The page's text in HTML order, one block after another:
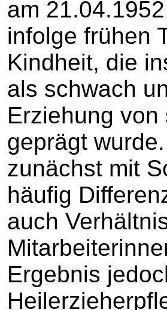
am
infolge frühen
Kindheit, die
als schwach
Erziehung
geprägt
zunächst mit
häufig
auch
Ergebnis